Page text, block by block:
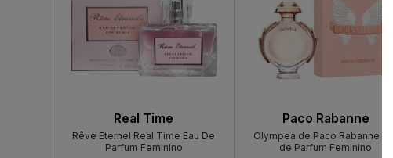
Real Time
Rêve Eternel Real Time Eau De
Parfum Feminino
Paco Rabanne
Olympea de Paco Rabanne Eau
de Parfum Feminino